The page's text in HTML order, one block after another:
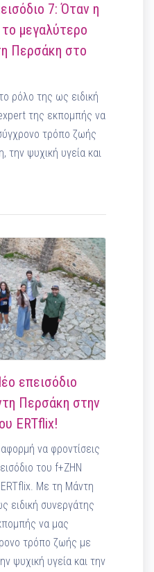
7: Όταν η
το μεγαλύτερο
Περσάκη στο
ρόλο της ως ειδική
της εκπομπής να
τρόπο ζωής
την ψυχική υγεία και
επεισόδιο
Περσάκη στην
ERTflix!
να φροντίσεις
του f+ΖΗΝ
ERTflix. Με τη Μάντη
ειδική συνεργάτης
να μας
τρόπο ζωής με
ψυχική υγεία και την